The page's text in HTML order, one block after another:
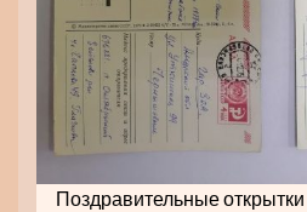
Поздравительные